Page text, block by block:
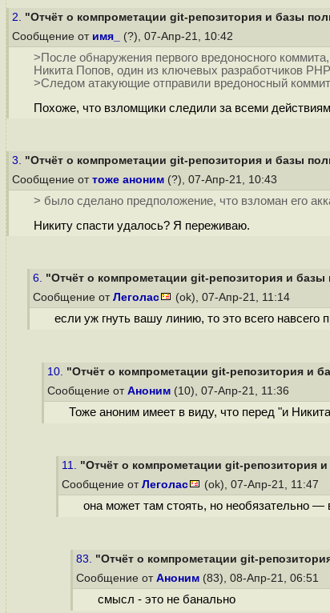
2. "Отчёт о компрометации git-репозитория и базы
Сообщение от имя_ (?), 07-Апр-21, 10:42
>После обнаружения первого вредоносного
Никита Попов, один из ключевых разработчиков
>Следом атакующие отправили вредоносный
Похоже, что взломщики следили за всеми
3. "Отчёт о компрометации git-репозитория и базы
Сообщение от тоже аноним (?), 07-Апр-21, 10:43
> было сделано предположение, что взломан его
Никиту спасти удалось? Я переживаю.
6. "Отчёт о компрометации git-репозитория и базы
Сообщение от Леголас (ok), 07-Апр-21, 11:14
если уж гнуть вашу линию, то это всего
10. "Отчёт о компрометации git-репозитория и
Сообщение от Аноним (10), 07-Апр-21, 11:36
Тоже аноним имеет в виду, что перед "и
11. "Отчёт о компрометации git-репозитория
Сообщение от Леголас (ok), 07-Апр-21, 11:47
она может там стоять, но необязательно —
83. "Отчёт о компрометации git-
Сообщение от Аноним (83), 08-Апр-21, 06:51
смысл - это не банально